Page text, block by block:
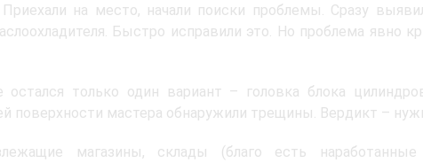
на место, начали поиски проблемы. Сразу
Быстро исправили это. Но проблема явно
только один вариант – головка блока
поверхности мастера обнаружили трещины. Вердикт –
магазины, склады (благо есть